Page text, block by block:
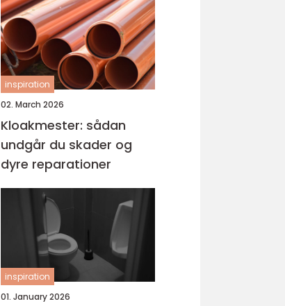
inspiration
02. March 2026
Kloakmester: sådan
undgår du skader og
dyre reparationer
inspiration
01. January 2026